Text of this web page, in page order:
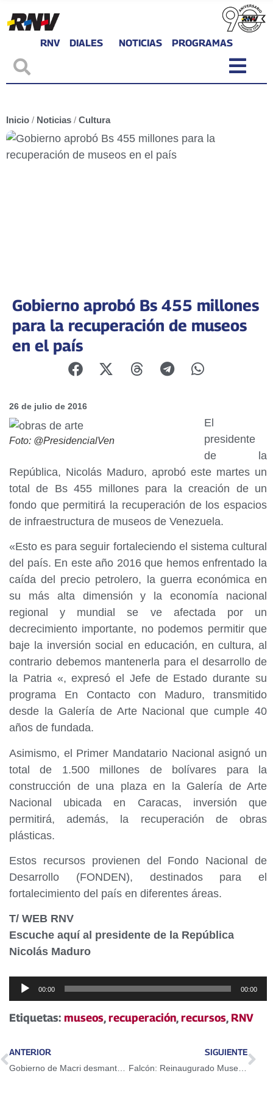
RNV DIALES NOTICIAS PROGRAMAS
Inicio / Noticias / Cultura
Gobierno aprobó Bs 455 millones
para la recuperación de museos
en el país
26 de julio de 2016
Foto: @PresidencialVen
El
presidente
de la
República, Nicolás Maduro, aprobó este martes un
total de Bs 455 millones para la creación de un
fondo que permitirá la recuperación de los espacios
de infraestructura de museos de Venezuela.
«Esto es para seguir fortaleciendo el sistema cultural
del país. En este año 2016 que hemos enfrentado la
caída del precio petrolero, la guerra económica en
su más alta dimensión y la economía nacional
regional y mundial se ve afectada por un
decrecimiento importante, no podemos permitir que
baje la inversión social en educación, en cultura, al
contrario debemos mantenerla para el desarrollo de
la Patria «, expresó el Jefe de Estado durante su
programa En Contacto con Maduro, transmitido
desde la Galería de Arte Nacional que cumple 40
años de fundada.
Asimismo, el Primer Mandatario Nacional asignó un
total de 1.500 millones de bolívares para la
construcción de una plaza en la Galería de Arte
Nacional ubicada en Caracas, inversión que
permitirá, además, la recuperación de obras
plásticas.
Estos recursos provienen del Fondo Nacional de
Desarrollo (FONDEN), destinados para el
fortalecimiento del país en diferentes áreas.
T/ WEB RNV
Escuche aquí al presidente de la República
Nicolás Maduro
Reproductor
de
audio
00:00 00:00
Etiquetas: museos,recuperación,recursos, RNV
ANTERIOR SIGUIENTE